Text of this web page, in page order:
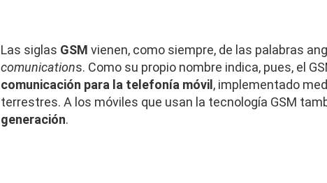
Las siglas GSM vienen, como siempre, de las palabras
comunications. Como su propio nombre indica, pues, el
comunicación para la telefonía móvil , implementado
terrestres. A los móviles que usan la tecnología GSM
generación.